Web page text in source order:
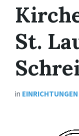
St.
in EINRICHTUNGEN